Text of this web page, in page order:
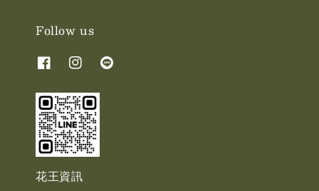
Follow us
花王資訊